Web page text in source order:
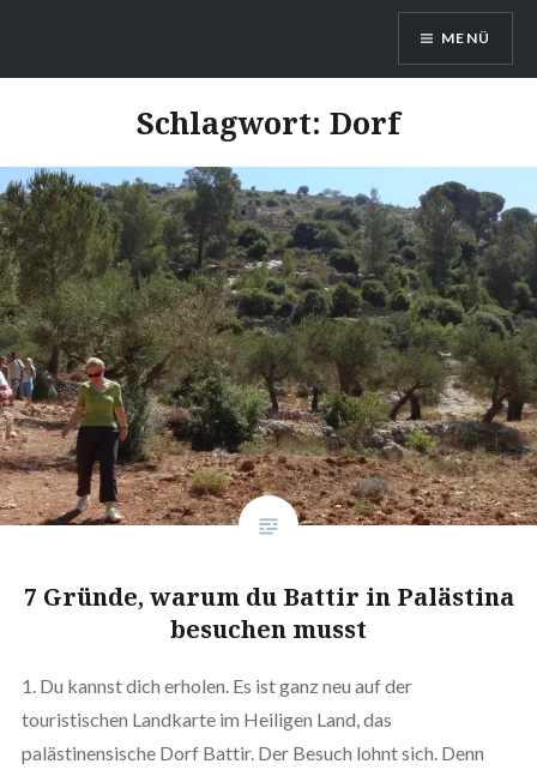
InhaltKommt und Seht!
MENÜ
Schlagwort: Dorf
7 Gründe, warum du Battir in Palästina
besuchen musst
1. Du kannst dich erholen. Es ist ganz neu auf der
touristischen Landkarte im Heiligen Land, das
palästinensische Dorf Battir. Der Besuch lohnt sich. Denn